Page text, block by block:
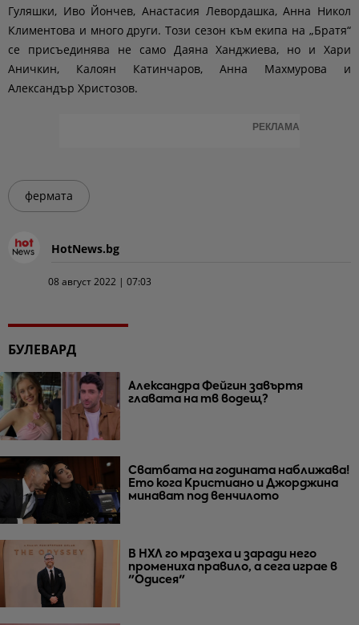
Гуляшки, Иво Йончев, Анастасия Левордашка, Анна Никол
Климентова и много други. Този сезон към екипа на „Братя“
се присъединява не само Даяна Ханджиева, но и Хари
Аничкин, Калоян Катинчаров, Анна Махмурова и
Александър Христозов.
РЕКЛАМА
фермата
HotNews.bg
08 август 2022 | 07:03
БУЛЕВАРД
Александра Фейгин завъртя
главата на тв водещ?
Сватбата на годината наближава!
Ето кога Кристиано и Джорджина
минават под венчилото
В НХЛ го мразеха и заради него
промениха правило, а сега играе в
"Одисея"